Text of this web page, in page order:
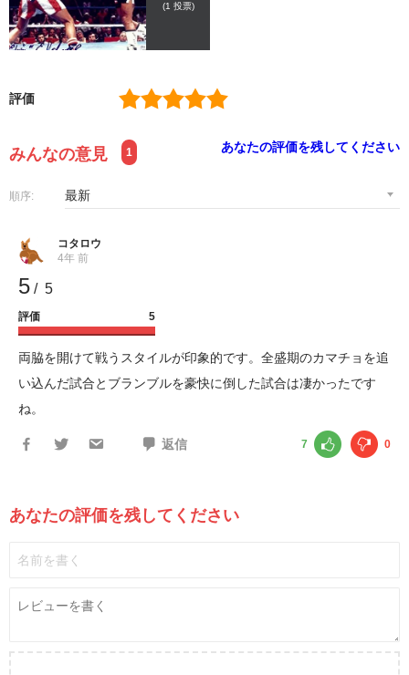
(1 投票)
評価
みんなの意見 1 あなたの評価を残してください
順序:
コタロウ
4年 前
5 / 5
評価 5
両脇を開けて戦うスタイルが印象的です。全盛期のカマチョを追
い込んだ試合とブランブルを豪快に倒した試合は凄かったです
ね。
返信 7 0
あなたの評価を残してください